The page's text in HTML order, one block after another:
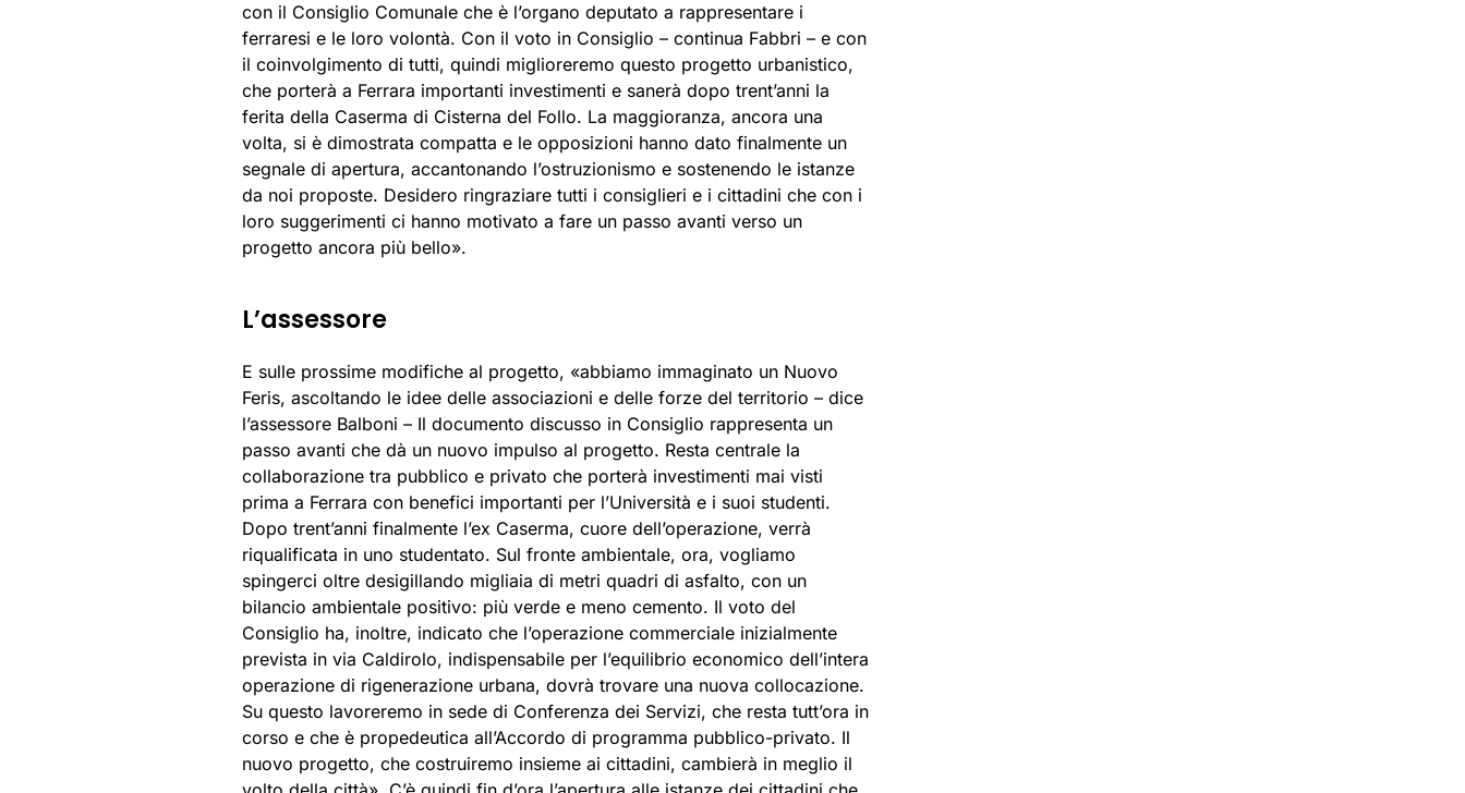
con il Consiglio Comunale che è l’organo deputato a rappresentare i
ferraresi e le loro volontà. Con il voto in Consiglio – continua Fabbri – e con
il coinvolgimento di tutti, quindi miglioreremo questo progetto urbanistico,
che porterà a Ferrara importanti investimenti e sanerà dopo trent’anni la
ferita della Caserma di Cisterna del Follo. La maggioranza, ancora una
volta, si è dimostrata compatta e le opposizioni hanno dato finalmente un
segnale di apertura, accantonando l’ostruzionismo e sostenendo le istanze
da noi proposte. Desidero ringraziare tutti i consiglieri e i cittadini che con i
loro suggerimenti ci hanno motivato a fare un passo avanti verso un
progetto ancora più bello».
L’assessore
E sulle prossime modifiche al progetto, «abbiamo immaginato un Nuovo
Feris, ascoltando le idee delle associazioni e delle forze del territorio – dice
l’assessore Balboni – Il documento discusso in Consiglio rappresenta un
passo avanti che dà un nuovo impulso al progetto. Resta centrale la
collaborazione tra pubblico e privato che porterà investimenti mai visti
prima a Ferrara con benefici importanti per l’Università e i suoi studenti.
Dopo trent’anni finalmente l’ex Caserma, cuore dell’operazione, verrà
riqualificata in uno studentato. Sul fronte ambientale, ora, vogliamo
spingerci oltre desigillando migliaia di metri quadri di asfalto, con un
bilancio ambientale positivo: più verde e meno cemento. Il voto del
Consiglio ha, inoltre, indicato che l’operazione commerciale inizialmente
prevista in via Caldirolo, indispensabile per l’equilibrio economico dell’intera
operazione di rigenerazione urbana, dovrà trovare una nuova collocazione.
Su questo lavoreremo in sede di Conferenza dei Servizi, che resta tutt’ora in
corso e che è propedeutica all’Accordo di programma pubblico-privato. Il
nuovo progetto, che costruiremo insieme ai cittadini, cambierà in meglio il